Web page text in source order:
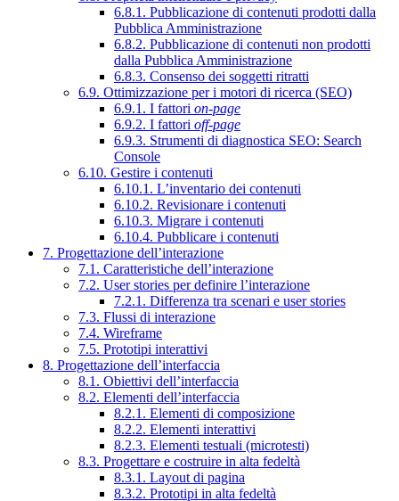
6.8.1. Pubblicazione di contenuti prodotti dalla
Pubblica Amministrazione
6.8.2. Pubblicazione di contenuti non prodotti
dalla Pubblica Amministrazione
6.8.3. Consenso dei soggetti ritratti
6.9. Ottimizzazione per i motori di ricerca (SEO)
6.9.1. I fattori on-page
6.9.2. I fattori off-page
6.9.3. Strumenti di diagnostica SEO: Search
Console
6.10. Gestire i contenuti
6.10.1. L’inventario dei contenuti
6.10.2. Revisionare i contenuti
6.10.3. Migrare i contenuti
6.10.4. Pubblicare i contenuti
7. Progettazione dell’interazione
7.1. Caratteristiche dell’interazione
7.2. User stories per definire l’interazione
7.2.1. Differenza tra scenari e user stories
7.3. Flussi di interazione
7.4. Wireframe
7.5. Prototipi interattivi
8. Progettazione dell’interfaccia
8.1. Obiettivi dell’interfaccia
8.2. Elementi dell’interfaccia
8.2.1. Elementi di composizione
8.2.2. Elementi interattivi
8.2.3. Elementi testuali (microtesti)
8.3. Progettare e costruire in alta fedeltà
8.3.1. Layout di pagina
8.3.2. Prototipi in alta fedeltà